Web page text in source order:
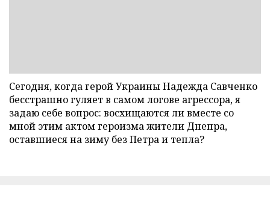
Сегодня, когда герой Украины Надежда Савченко
бесстрашно гуляет в самом логове агрессора, я
задаю себе вопрос: восхищаются ли вместе со
мной этим актом героизма жители Днепра,
оставшиеся на зиму без Петра и тепла?